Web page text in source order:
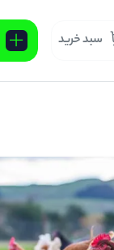
سبد خرید